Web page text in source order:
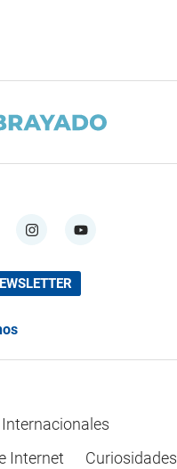
Internacionales
Internet
Curiosidades